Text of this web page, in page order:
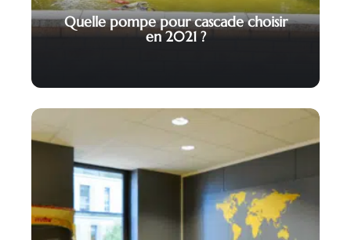
Quelle pompe pour cascade choisir
en 2021 ?